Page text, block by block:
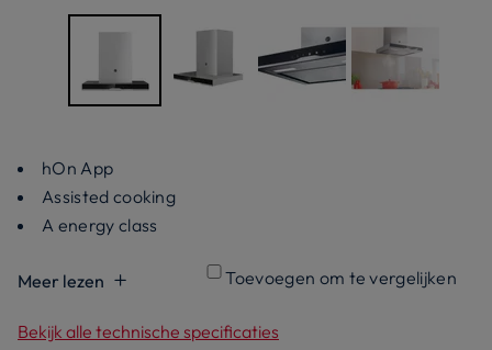
hOn App
Assisted cooking
A energy class
Meer lezen Toevoegen om te vergelijken
Bekijk alle technische specificaties